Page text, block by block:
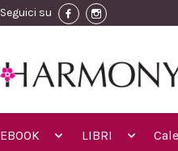
Seguici su
EBOOK LIBRI